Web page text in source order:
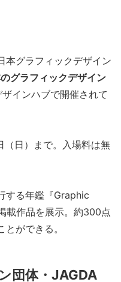
本グラフィックデザイン
グラフィックデザイン
インハブで開催されて
日）まで。入場料は無
する年鑑『Graphic
載作品を展示。約300点
ができる。
団体・JAGDA